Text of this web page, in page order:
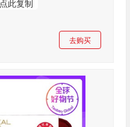
点此复制
去购买